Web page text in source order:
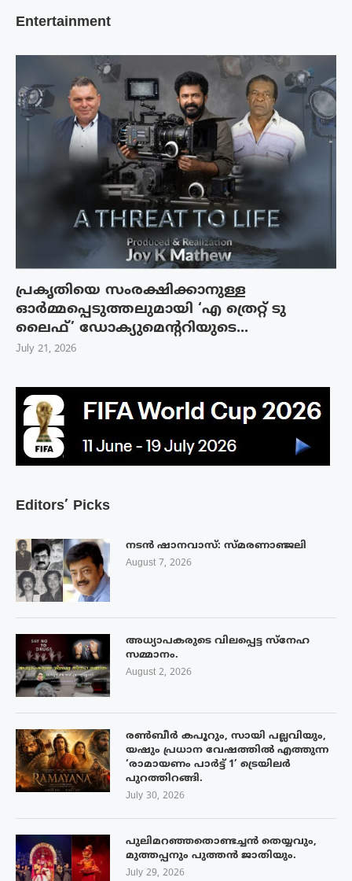
Editors’ Picks
നടൻ ഷാനവാസ്: സ്മരണാഞ്ജലി
August 7, 2026
അധ്യാപകരുടെ വിലപ്പെട്ട സ്നേഹ
സമ്മാനം.
August 2, 2026
രൺബീർ കപൂറും, സായി പല്ലവിയും,
യഷും പ്രധാന വേഷത്തിൽ എത്തുന്ന
‘രാമായണം പാർട്ട് 1’ ട്രെയിലർ
പുറത്തിറങ്ങി.
July 30, 2026
പുലിമറഞ്ഞതൊണ്ടച്ചൻ തെയ്യവും,
മുത്തപ്പനും പുത്തൻ ജാതിയും.
July 29, 2026
Entertainment
പ്രകൃതിയെ സംരക്ഷിക്കാനുള്ള
ഓർമ്മപ്പെടുത്തലുമായി ‘എ ത്രെറ്റ് ടു
ലൈഫ്’ ഡോക്യുമെന്ററിയുടെ...
July 21, 2026